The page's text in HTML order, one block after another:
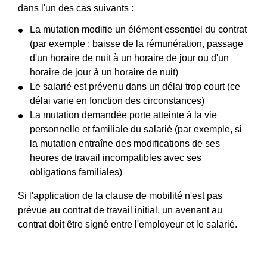
dans l'un des cas suivants :
La mutation modifie un élément essentiel du contrat
(par exemple : baisse de la rémunération, passage
d'un horaire de nuit à un horaire de jour ou d'un
horaire de jour à un horaire de nuit)
Le salarié est prévenu dans un délai trop court (ce
délai varie en fonction des circonstances)
La mutation demandée porte atteinte à la vie
personnelle et familiale du salarié (par exemple, si
la mutation entraîne des modifications de ses
heures de travail incompatibles avec ses
obligations familiales)
Si l'application de la clause de mobilité n'est pas
prévue au contrat de travail initial, un avenantau
contrat doit être signé entre l'employeur et le salarié.